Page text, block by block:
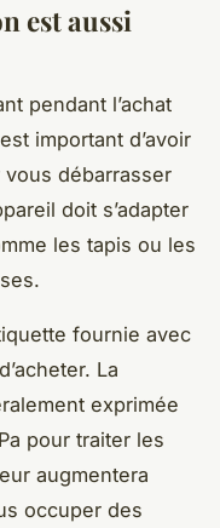
est aussi
pendant l’achat
important d’avoir
débarrasser
doit s’adapter
les tapis ou les
fournie avec
La
exprimée
pour traiter les
augmentera
occuper des